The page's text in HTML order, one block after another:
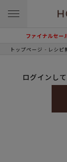
ファイナルセ
トップページ レシピ
ログインし